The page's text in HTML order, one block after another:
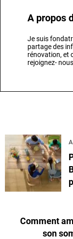
A propos
Je suis
partage des
rénovation, et
rejoignez-
Comment
son